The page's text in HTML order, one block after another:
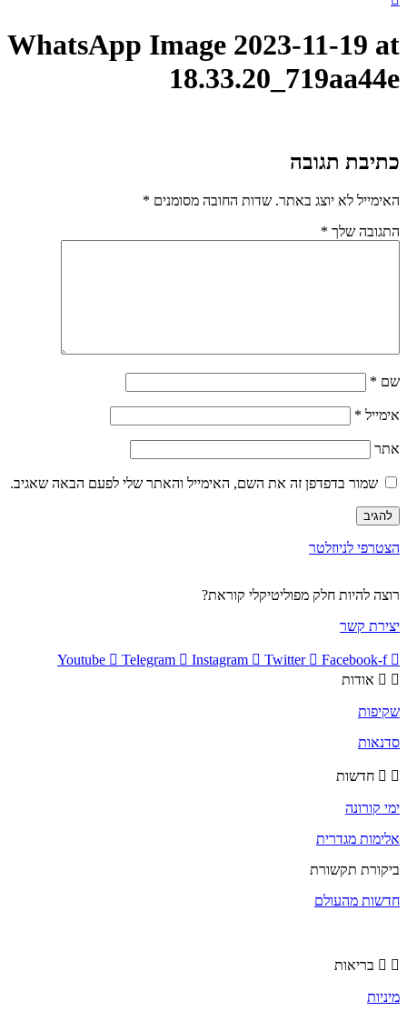
WhatsApp Image 2023-11-19 at
18.33.20_719aa44e
כתיבת תגובה
האימייל לא יוצג באתר. שדות החובה מסומנים *
התגובה שלך *
שם *
אימייל *
אתר
שמור בדפדפן זה את השם, האימייל והאתר שלי לפעם הבאה שאגיב.
הצטרפי לניוזלטר
רוצה להיות חלק מפוליטיקלי קוראת?
יצירת קשר
Youtube Telegram Instagram Twitter
Facebook-f
אודות
שקיפות
סדנאות
חדשות
ימי קורונה
אלימות מגדרית
ביקורת תקשורת
חדשות מהעולם
בריאות
מיניות